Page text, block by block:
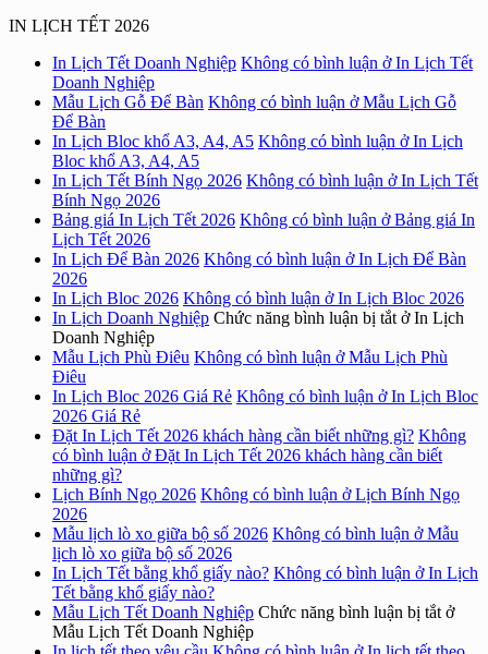
IN LỊCH TẾT 2026
In Lịch Tết Doanh Nghiệp Không có bình luận ở In Lịch Tết
Doanh Nghiệp
Mẫu Lịch Gỗ Để Bàn Không có bình luận ở Mẫu Lịch Gỗ
Để Bàn
In Lịch Bloc khổ A3, A4, A5 Không có bình luận ở In Lịch
Bloc khổ A3, A4, A5
In Lịch Tết Bính Ngọ 2026 Không có bình luận ở In Lịch Tết
Bính Ngọ 2026
Bảng giá In Lịch Tết 2026 Không có bình luận ở Bảng giá In
Lịch Tết 2026
In Lịch Để Bàn 2026 Không có bình luận ở In Lịch Để Bàn
2026
In Lịch Bloc 2026 Không có bình luận ở In Lịch Bloc 2026
In Lịch Doanh Nghiệp Chức năng bình luận bị tắtở In Lịch
Doanh Nghiệp
Mẫu Lịch Phù Điêu Không có bình luận ở Mẫu Lịch Phù
Điêu
In Lịch Bloc 2026 Giá Rẻ Không có bình luận ở In Lịch Bloc
2026 Giá Rẻ
Đặt In Lịch Tết 2026 khách hàng cần biết những gì? Không
có bình luận ở Đặt In Lịch Tết 2026 khách hàng cần biết
những gì?
Lịch Bính Ngọ 2026 Không có bình luận ở Lịch Bính Ngọ
2026
Mẫu lịch lò xo giữa bộ số 2026 Không có bình luận ở Mẫu
lịch lò xo giữa bộ số 2026
In Lịch Tết bằng khổ giấy nào? Không có bình luận ở In Lịch
Tết bằng khổ giấy nào?
Mẫu Lịch Tết Doanh Nghiệp Chức năng bình luận bị tắtở
Mẫu Lịch Tết Doanh Nghiệp